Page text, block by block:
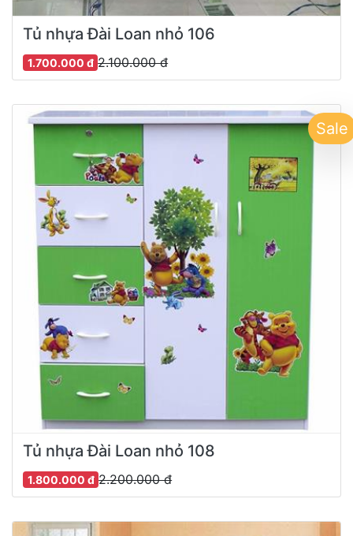
Tủ nhựa Đài Loan nhỏ 106
2.100.000 đ
1.700.000 đ
Sale
Tủ nhựa Đài Loan nhỏ 108
2.200.000 đ
1.800.000 đ